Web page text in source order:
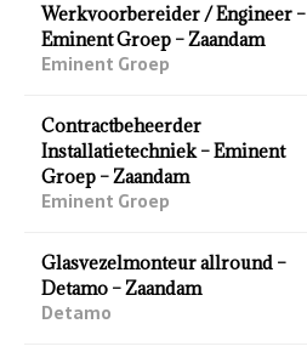
Werkvoorbereider / Engineer –
Eminent Groep – Zaandam
Eminent Groep
Contractbeheerder
Installatietechniek – Eminent
Groep – Zaandam
Eminent Groep
Glasvezelmonteur allround –
Detamo – Zaandam
Detamo